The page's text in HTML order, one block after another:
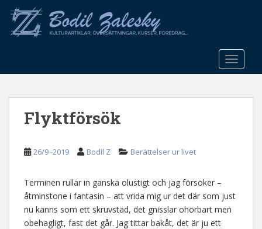
o
Flyktförsök
26/9 -2019 Bodil Z Berättelser ur livet
Terminen rullar in ganska olustigt och jag försöker –
åtminstone i fantasin – att vrida mig ur det där som just
nu känns som ett skruvstäd, det gnisslar ohörbart men
obehagligt, fast det går. Jag tittar bakåt, det är ju ett